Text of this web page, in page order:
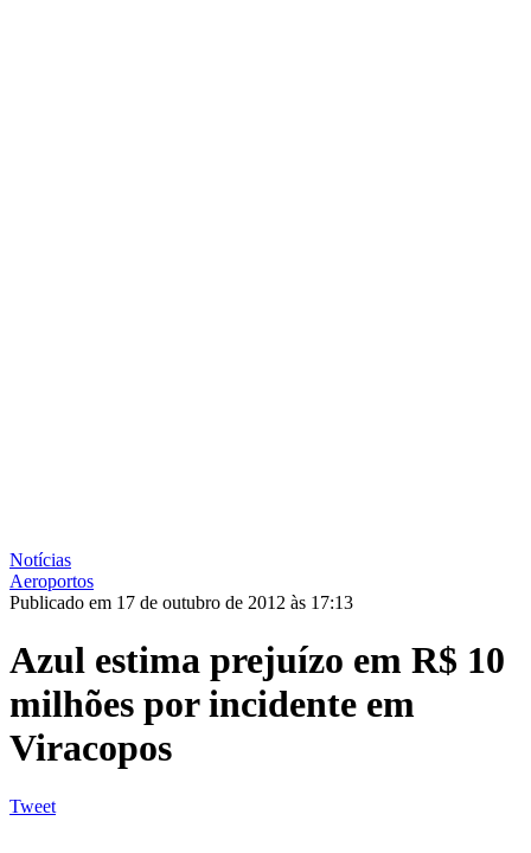
Notícias
Aeroportos
Publicado em 17 de outubro de 2012 às 17:13
Azul estima prejuízo em R$ 10
milhões por incidente em
Viracopos
Tweet